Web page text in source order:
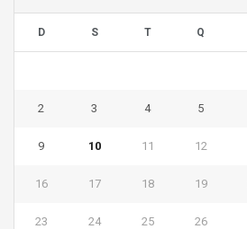
D S T Q
2 3 4 5
9 10 11 12
16 17 18 19
23 24 25 26